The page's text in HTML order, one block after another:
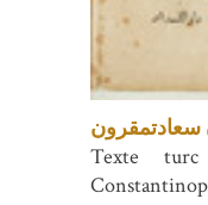
سعادتمقرون
Texte turc